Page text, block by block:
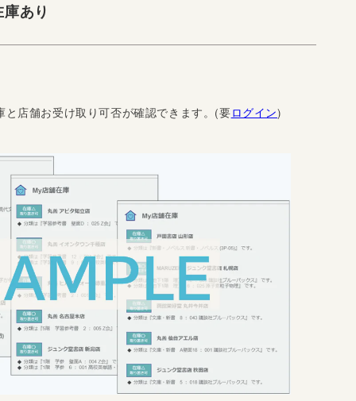
あり
と店舗お受け取り可否が確認できます。(要ログイン)